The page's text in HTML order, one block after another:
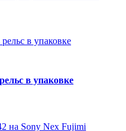
в упаковке